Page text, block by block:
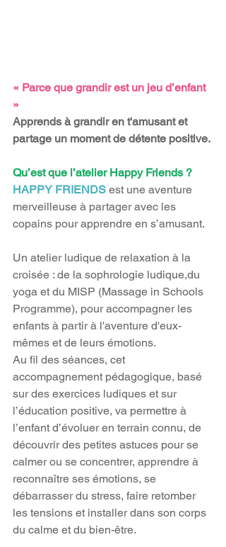
« Parce que grandir est un jeu d’enfant
»
Apprends à grandir en t'amusant et
partage un moment de détente positive.
Qu’est que l’atelier Happy Friends ?
HAPPY FRIENDS est une aventure
merveilleuse à partager avec les
copains pour apprendre en s’amusant.
Un atelier ludique de relaxation à la
croisée : de la sophrologie ludique,du
yoga et du MISP (Massage in Schools
Programme), pour accompagner les
enfants à partir à l'aventure d'eux-
mêmes et de leurs émotions.
Au fil des séances, cet
accompagnement pédagogique, basé
sur des exercices ludiques et sur
l’éducation positive, va permettre à
l’enfant d’évoluer en terrain connu, de
découvrir des petites astuces pour se
calmer ou se concentrer, apprendre à
reconnaître ses émotions, se
débarrasser du stress, faire retomber
les tensions et installer dans son corps
du calme et du bien-être.